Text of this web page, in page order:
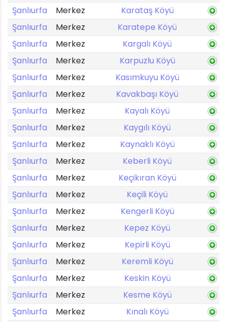
Şanlıurfa
Merkez
Karataş Köyü
Şanlıurfa
Merkez
Karatepe Köyü
Şanlıurfa
Merkez
Kargalı Köyü
Şanlıurfa
Merkez
Karpuzlu Köyü
Şanlıurfa
Merkez
Kasımkuyu Köyü
Şanlıurfa
Merkez
Kavakbaşı Köyü
Şanlıurfa
Merkez
Kayalı Köyü
Şanlıurfa
Merkez
Kaygılı Köyü
Şanlıurfa
Merkez
Kaynaklı Köyü
Şanlıurfa
Merkez
Keberli Köyü
Şanlıurfa
Merkez
Keçikıran Köyü
Şanlıurfa
Merkez
Keçili Köyü
Şanlıurfa
Merkez
Kengerli Köyü
Şanlıurfa
Merkez
Kepez Köyü
Şanlıurfa
Merkez
Kepirli Köyü
Şanlıurfa
Merkez
Keremli Köyü
Şanlıurfa
Merkez
Keskin Köyü
Şanlıurfa
Merkez
Kesme Köyü
Şanlıurfa
Merkez
Kınalı Köyü